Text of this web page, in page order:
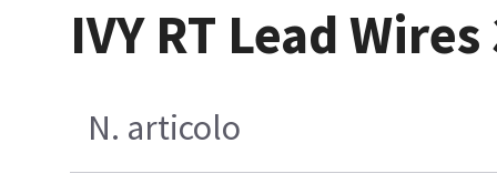
IVY RT Lead
N. articolo